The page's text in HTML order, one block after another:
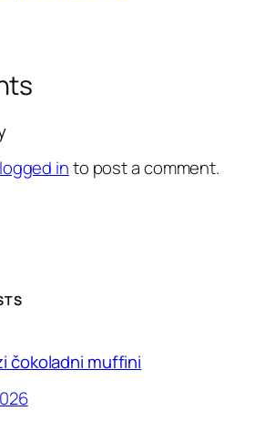
logged into post a comment.
čokoladni muffini